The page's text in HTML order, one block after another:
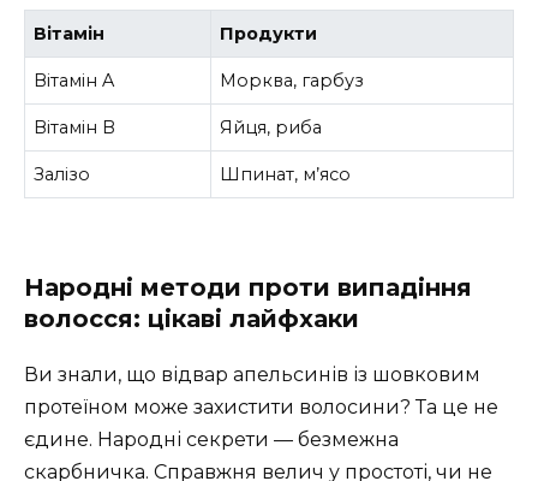
Вітамін Продукти
Вітамін A Морква, гарбуз
Вітамін B Яйця, риба
Залізо Шпинат, м’ясо
Народні методи проти випадіння
волосся: цікаві лайфхаки
Ви знали, що відвар апельсинів із шовковим
протеїном може захистити волосини? Та це не
єдине. Народні секрети — безмежна
скарбничка. Справжня велич у простоті, чи не